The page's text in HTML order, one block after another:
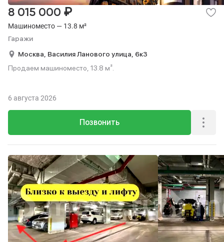
Машиноместо — 13.8 м²
Гаражи
8 015 000 ₽
Москва, Василия Ланового улица, 6к3
Продаем машиноместо, 13.8 м².
Позвонить
6 августа 2026